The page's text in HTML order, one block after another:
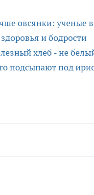
овсянки:
и бодрости
хлеб - не
подсыпают под